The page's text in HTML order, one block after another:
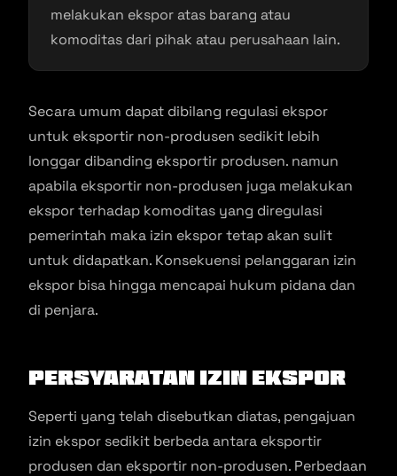
melakukan ekspor atas barang atau
komoditas dari pihak atau perusahaan lain.
Secara umum dapat dibilang regulasi ekspor
untuk eksportir non-produsen sedikit lebih
longgar dibanding eksportir produsen. namun
apabila eksportir non-produsen juga melakukan
ekspor terhadap komoditas yang diregulasi
pemerintah maka izin ekspor tetap akan sulit
untuk didapatkan. Konsekuensi pelanggaran izin
ekspor bisa hingga mencapai hukum pidana dan
di penjara.
Persyaratan Izin Ekspor
Seperti yang telah disebutkan diatas, pengajuan
izin ekspor sedikit berbeda antara eksportir
produsen dan eksportir non-produsen. Perbedaan